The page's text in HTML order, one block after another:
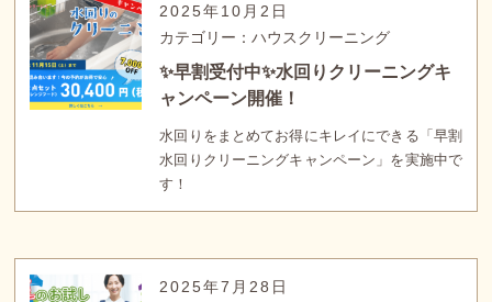
2025年10月2日
カテゴリー：ハウスクリーニング
✨早割受付中✨水回りクリーニングキ
ャンペーン開催！
水回りをまとめてお得にキレイにできる「早割
水回りクリーニングキャンペーン」を実施中で
す！
2025年7月28日